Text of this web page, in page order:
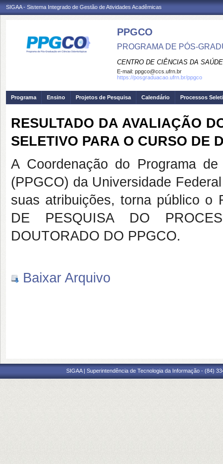
SIGAA - Sistema Integrado de Gestão de Atividades Acadêmicas
PPGCO
PROGRAMA DE PÓS-
CENTRO DE CIÊNCIAS DA SAÚDE
E-mail: ppgco@ccs.ufrn.br
https://posgraduacao.ufrn.br/ppgco
Programa Ensino Projetos de Pesquisa Calendário Processos
RESULTADO DA AVALIAÇÃO
SELETIVO PARA O CURSO DE
A Coordenação do Programa
(PPGCO) da Universidade
suas atribuições, torna público o
DE PESQUISA DO
DOUTORADO DO PPGCO.
Baixar Arquivo
SIGAA | Superintendência de Tecnologia da Informação - (84)